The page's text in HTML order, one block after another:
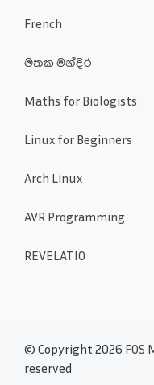
French
මතක මන්දිර
Maths for Biologists
Linux for Beginners
Arch Linux
AVR Programming
REVELATIO
© Copyright 2026 FOS
reserved